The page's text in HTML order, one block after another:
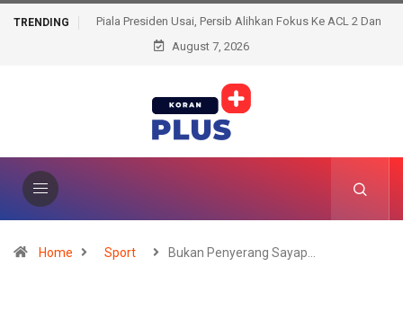
TRENDING
Piala Presiden Usai, Persib Alihkan Fokus Ke ACL 2 Dan
Liga Super
August 7, 2026
Home Sport Bukan Penyerang Sayap…